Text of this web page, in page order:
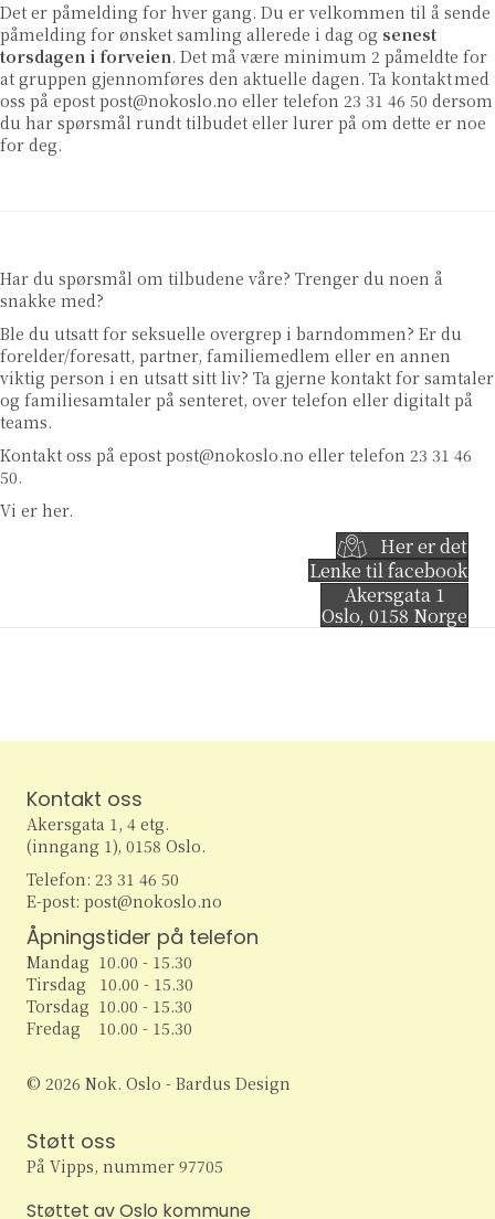
Det er påmelding for hver gang. Du er velkommen til å sende
påmelding for ønsket samling allerede i dag og senest
torsdagen i forveien. Det må være minimum 2 påmeldte for
at gruppen gjennomføres den aktuelle dagen. Ta kontakt med
oss på epost post@nokoslo.no eller telefon 23 31 46 50 dersom
du har spørsmål rundt tilbudet eller lurer på om dette er noe
for deg.
Har du spørsmål om tilbudene våre? Trenger du noen å
snakke med?
Ble du utsatt for seksuelle overgrep i barndommen? Er du
forelder/foresatt, partner, familiemedlem eller en annen
viktig person i en utsatt sitt liv? Ta gjerne kontakt for samtaler
og familiesamtaler på senteret, over telefon eller digitalt på
teams.
Kontakt oss på epost post@nokoslo.no eller telefon 23 31 46
50.
Vi er her.
Her er det
Lenke til facebook
Akersgata 1
Oslo, 0158 Norge
Kontakt oss
Akersgata 1, 4 etg.
(inngang 1), 0158 Oslo.
Telefon: 23 31 46 50
E-post: post@nokoslo.no
Åpningstider på telefon
Mandag 10.00 - 15.30
Tirsdag 10.00 - 15.30
Torsdag 10.00 - 15.30
Fredag 10.00 - 15.30
© 2026 Nok. Oslo - Bardus Design
Støtt oss
På Vipps, nummer 97705
Støttet av Oslo kommune